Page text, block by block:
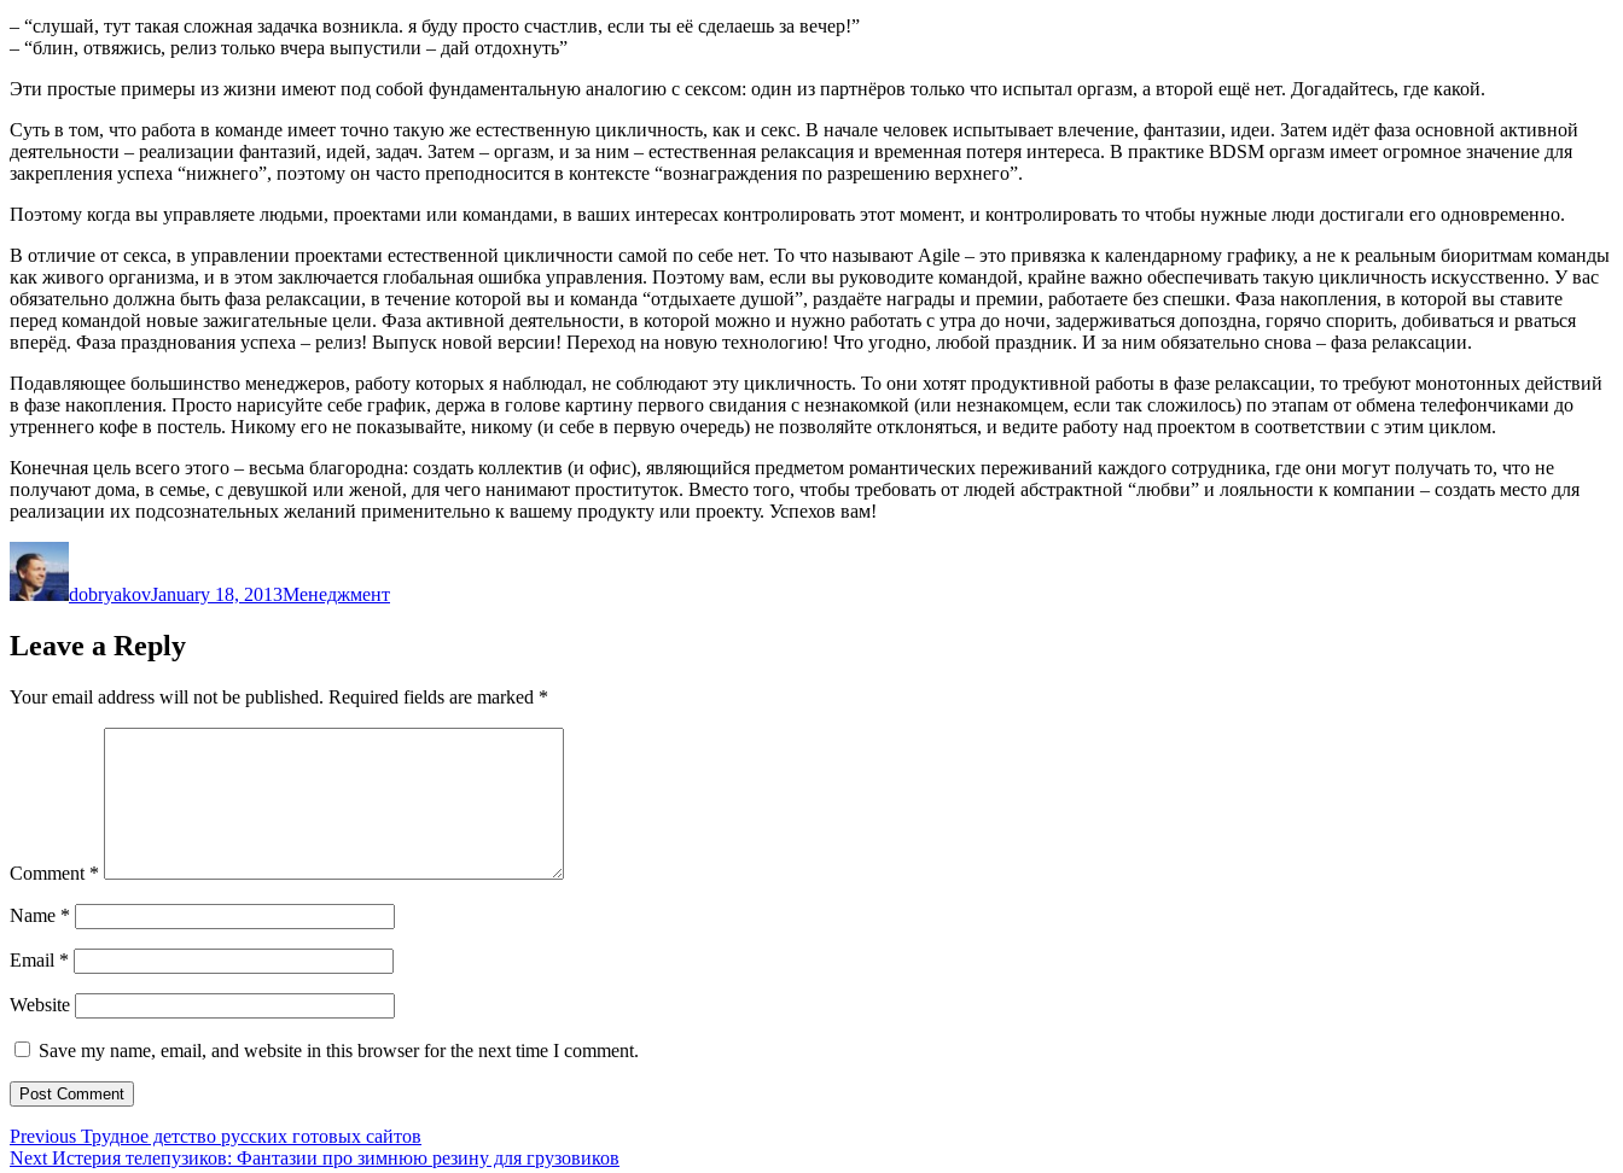
– “слушай, тут такая сложная задачка возникла. я буду просто счастлив, если ты её сделаешь за вечер!”
– “блин, отвяжись, релиз только вчера выпустили – дай отдохнуть”
Эти простые примеры из жизни имеют под собой фундаментальную аналогию с сексом: один из партнёров только что испытал оргазм, а второй ещё нет. Догадайтесь, где какой.
Суть в том, что работа в команде имеет точно такую же естественную цикличность, как и секс. В начале человек испытывает влечение, фантазии, идеи. Затем идёт фаза основной активной
деятельности – реализации фантазий, идей, задач. Затем – оргазм, и за ним – естественная релаксация и временная потеря интереса. В практике BDSM оргазм имеет огромное значение для
закрепления успеха “нижнего”, поэтому он часто преподносится в контексте “вознаграждения по разрешению верхнего”.
Поэтому когда вы управляете людьми, проектами или командами, в ваших интересах контролировать этот момент, и контролировать то чтобы нужные люди достигали его одновременно.
В отличие от секса, в управлении проектами естественной цикличности самой по себе нет. То что называют Agile – это привязка к календарному графику, а не к реальным биоритмам команды
как живого организма, и в этом заключается глобальная ошибка управления. Поэтому вам, если вы руководите командой, крайне важно обеспечивать такую цикличность искусственно. У вас
обязательно должна быть фаза релаксации, в течение которой вы и команда “отдыхаете душой”, раздаёте награды и премии, работаете без спешки. Фаза накопления, в которой вы ставите
перед командой новые зажигательные цели. Фаза активной деятельности, в которой можно и нужно работать с утра до ночи, задерживаться допоздна, горячо спорить, добиваться и рваться
вперёд. Фаза празднования успеха – релиз! Выпуск новой версии! Переход на новую технологию! Что угодно, любой праздник. И за ним обязательно снова – фаза релаксации.
Подавляющее большинство менеджеров, работу которых я наблюдал, не соблюдают эту цикличность. То они хотят продуктивной работы в фазе релаксации, то требуют монотонных действий
в фазе накопления. Просто нарисуйте себе график, держа в голове картину первого свидания с незнакомкой (или незнакомцем, если так сложилось) по этапам от обмена телефончиками до
утреннего кофе в постель. Никому его не показывайте, никому (и себе в первую очередь) не позволяйте отклоняться, и ведите работу над проектом в соответствии с этим циклом.
Конечная цель всего этого – весьма благородна: создать коллектив (и офис), являющийся предметом романтических переживаний каждого сотрудника, где они могут получать то, что не
получают дома, в семье, с девушкой или женой, для чего нанимают проституток. Вместо того, чтобы требовать от людей абстрактной “любви” и лояльности к компании – создать место для
реализации их подсознательных желаний применительно к вашему продукту или проекту. Успехов вам!
Author
dobryakovJanuary 18, 2013Менеджмент
Leave a Reply
Your email address will not be published. Required fields are marked *
Comment *
Name *
Email *
Website
Save my name, email, and website in this browser for the next time I comment.
Post
Previous Previous
post:
Трудное детство русских готовых сайтов
Next Next
Истерия телепузиков: Фантазии про зимнюю резину для грузовиков